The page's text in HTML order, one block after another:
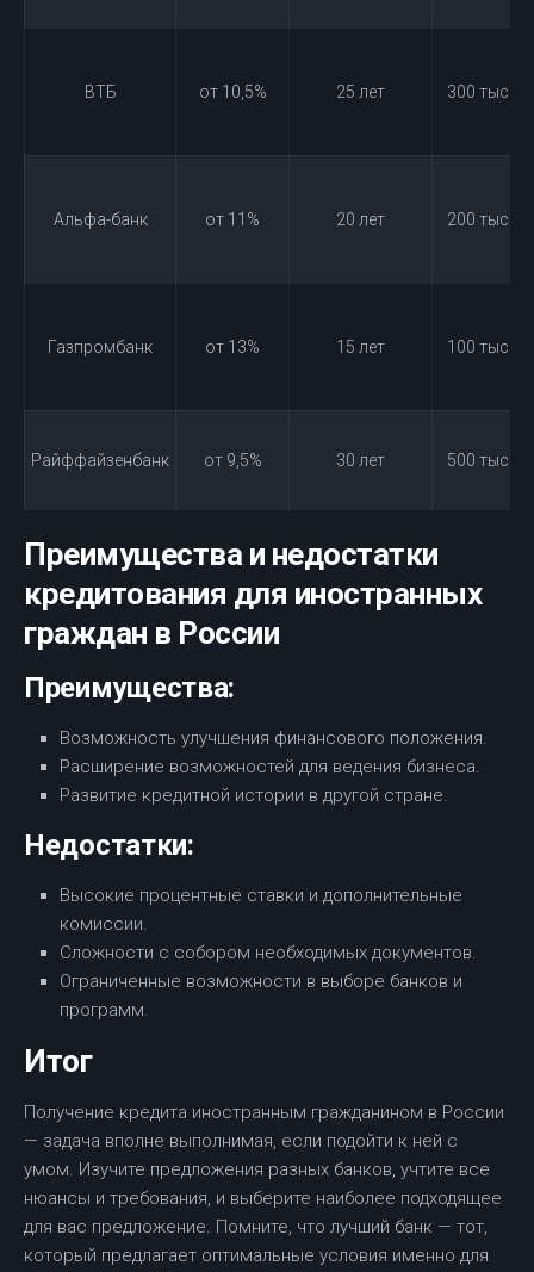
ВТБ от 10,5% 25 лет 300 тыс.
Альфа-банк от 11% 20 лет 200 тыс.
Газпромбанк от 13% 15 лет 100 тыс.
Райффайзенбанк от 9,5% 30 лет 500 тыс.
Преимущества и недостатки
кредитования для иностранных
граждан в России
Преимущества:
Возможность улучшения финансового положения.
Расширение возможностей для ведения бизнеса.
Развитие кредитной истории в другой стране.
Недостатки:
Высокие процентные ставки и дополнительные
комиссии.
Сложности с собором необходимых документов.
Ограниченные возможности в выборе банков и
программ.
Итог
Получение кредита иностранным гражданином в России
— задача вполне выполнимая, если подойти к ней с
умом. Изучите предложения разных банков, учтите все
нюансы и требования, и выберите наиболее подходящее
для вас предложение. Помните, что лучший банк — тот,
который предлагает оптимальные условия именно для